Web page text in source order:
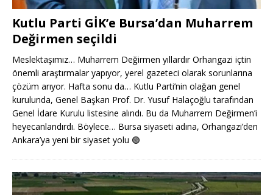
Kutlu Parti GİK’e Bursa’dan Muharrem
Değirmen seçildi
Meslektaşımız… Muharrem Değirmen yıllardır Orhangazi içtin
önemli araştırmalar yapıyor, yerel gazeteci olarak sorunlarına
çözüm arıyor. Hafta sonu da… Kutlu Parti’nin olağan genel
kurulunda, Genel Başkan Prof. Dr. Yusuf Halaçoğlu tarafından
Genel İdare Kurulu listesine alındı. Bu da Muharrem Değirmen’i
heyecanlandırdı. Böylece… Bursa siyaseti adına, Orhangazi’den
Ankara’ya yeni bir siyaset yolu 🟢